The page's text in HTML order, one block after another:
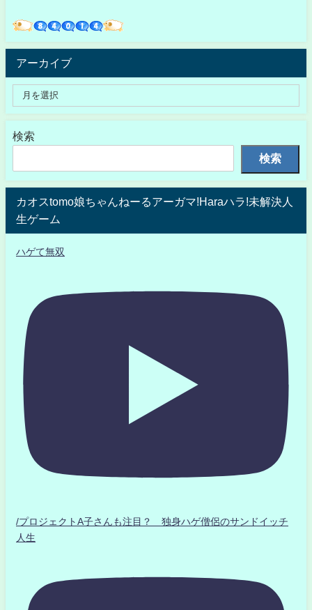
アーカイブ
検索
検索
カオスtomo娘ちゃんねーるアーガマ!Haraハラ!未解決人
生ゲーム
ハゲて無双
/プロジェクトA子さんも注目？ 独身ハゲ僧侶のサンドイッチ
人生